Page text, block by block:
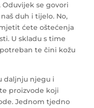
Oduvijek se govori
duh i tijelo. No,
ćete oštećenja
U skladu s time
te čini kožu
daljnju njegu i
proizvode koji
Jednom tjedno